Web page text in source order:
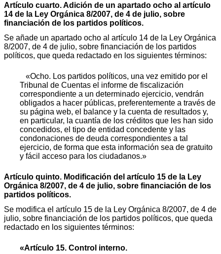
Artículo cuarto. Adición de un apartado ocho al artículo
14 de la Ley Orgánica 8/2007, de 4 de julio, sobre
financiación de los partidos políticos.
Se añade un apartado ocho al artículo 14 de la Ley Orgánica
8/2007, de 4 de julio, sobre financiación de los partidos
políticos, que queda redactado en los siguientes términos:
«Ocho. Los partidos políticos, una vez emitido por el
Tribunal de Cuentas el informe de fiscalización
correspondiente a un determinado ejercicio, vendrán
obligados a hacer públicas, preferentemente a través de
su página web, el balance y la cuenta de resultados y,
en particular, la cuantía de los créditos que les han sido
concedidos, el tipo de entidad concedente y las
condonaciones de deuda correspondientes a tal
ejercicio, de forma que esta información sea de gratuito
y fácil acceso para los ciudadanos.»
Artículo quinto. Modificación del artículo 15 de la Ley
Orgánica 8/2007, de 4 de julio, sobre financiación de los
partidos políticos.
Se modifica el artículo 15 de la Ley Orgánica 8/2007, de 4 de
julio, sobre financiación de los partidos políticos, que queda
redactado en los siguientes términos:
«Artículo 15. Control interno.